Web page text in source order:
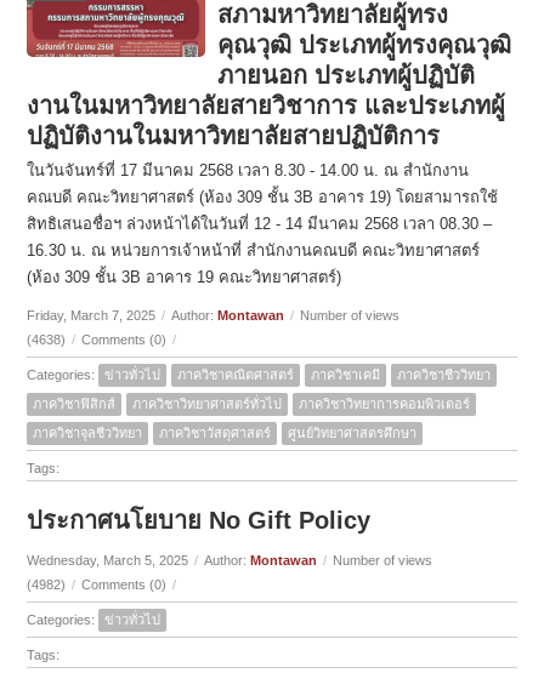
สภามหาวิทยาลัยผู้ทรง
คุณวุฒิ ประเภทผู้ทรงคุณวุฒิ
ภายนอก ประเภทผู้ปฏิบัติ
งานในมหาวิทยาลัยสายวิชาการ และประเภทผู้
ปฏิบัติงานในมหาวิทยาลัยสายปฏิบัติการ
ในวันจันทร์ที่ 17 มีนาคม 2568 เวลา 8.30 - 14.00 น. ณ สำนักงาน
คณบดี คณะวิทยาศาสตร์ (ห้อง 309 ชั้น 3B อาคาร 19) โดยสามารถใช้
สิทธิเสนอชื่อฯ ล่วงหน้าได้ในวันที่ 12 - 14 มีนาคม 2568 เวลา 08.30 –
16.30 น. ณ หน่วยการเจ้าหน้าที่ สำนักงานคณบดี คณะวิทยาศาสตร์
(ห้อง 309 ชั้น 3B อาคาร 19 คณะวิทยาศาสตร์)
Friday, March 7, 2025 / Author:Montawan / Number of views
(4638) / Comments (0) /
Categories: ข่าวทั่วไป ภาควิชาคณิตศาสตร์ ภาควิชาเคมี
ภาควิชาชีววิทยา
ภาควิชาฟิสิกส์
ภาควิชาวิทยาศาสตร์ทั่วไป
ภาควิชาวิทยาการคอมพิวเตอร์
ภาควิชาจุลชีววิทยา
ภาควิชาวัสดุศาสตร์ ศูนย์วิทยาศาสตรศึกษา
Tags:
ประกาศนโยบาย No Gift Policy
Wednesday, March 5, 2025 / Author:Montawan / Number of views
(4982) / Comments (0) /
Categories: ข่าวทั่วไป
Tags: